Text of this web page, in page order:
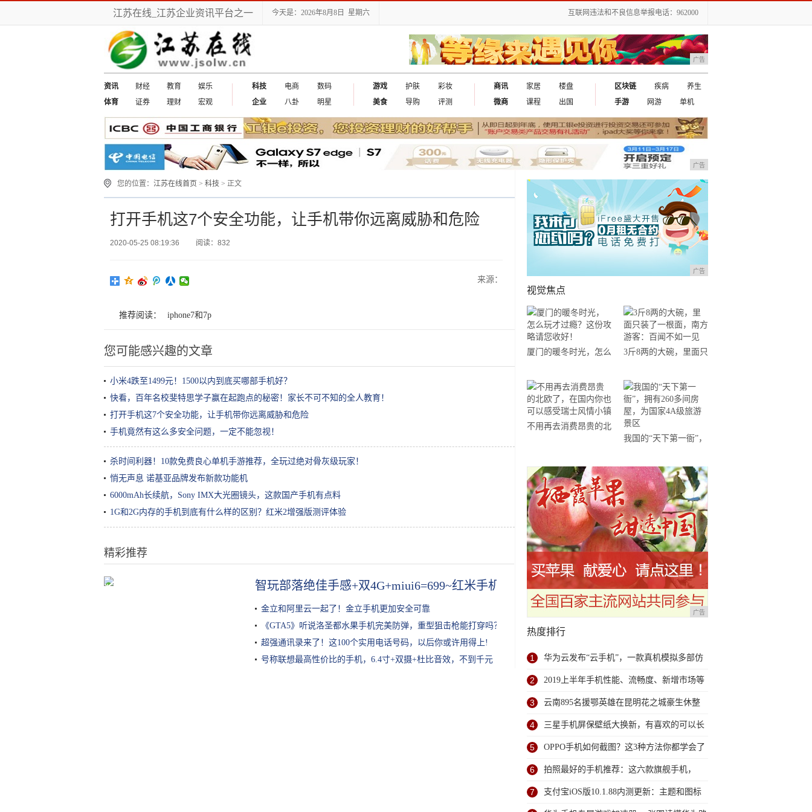
江苏在线_江苏企业资讯平台之一 今天是：2026年8月8日 星期六 互联网违法和不良信息举报电话：962000
广告
资讯 财经 教育
娱乐
体育
证券 理财 宏观
科技 电商
数码
企业
八卦 明星
游戏 护肤
彩妆
美食
导购 评测
商讯 家居
楼盘
微商
课程 出国
区块链 疾病
养生
手游
网游 单机
广告
您的位置： 江苏在线首页 > 科技 > 正文
打开手机这7个安全功能，让手机带你远离威胁和危险
2020-05-25 08:19:36 阅读：832
来源：
推荐阅读： iphone7和7p
您可能感兴趣的文章
小米4跌至1499元！1500以内到底买哪部手机好？
快看，百年名校斐特思学子赢在起跑点的秘密！家长不可不知的全人教育！
打开手机这7个安全功能，让手机带你远离威胁和危险
手机竟然有这么多安全问题，一定不能忽视！
杀时间利器！10款免费良心单机手游推荐，全玩过绝对骨灰级玩家！
悄无声息 诺基亚品牌发布新款功能机
6000mAh长续航，Sony IMX大光圈镜头，这款国产手机有点料
1G和2G内存的手机到底有什么样的区别？红米2增强版测评体验
精彩推荐
浙江这俩5A景区距离仅300米，一个
智玩部落绝佳手感+双4G+miui6=699~红米手机2体验评测
金立和阿里云一起了！金立手机更加安全可靠
《GTA5》听说洛圣都水果手机完美防弹，重型狙击枪能打穿吗？
超强通讯录来了！这100个实用电话号码，以后你或许用得上!
号称联想最高性价比的手机，6.4寸+双摄+杜比音效，不到千元
广告
视觉焦点
厦门的暖冬时光，怎么
您收好！
3斤8两的大碗，里面只
客：百闻不如一见
不用再去消费昂贵的北
我国的“天下第一衙”，
国家4A级旅游景区
广告
热度排行
1 华为云发布“云手机”，一款真机模拟多部仿
真手机
2 2019上半年手机性能、流畅度、新增市场等
排行榜
3 云南895名援鄂英雄在昆明花之城豪生休整
后顺利回家团圆
4 三星手机屏保壁纸大换新，有喜欢的可以长
按保存，不谢
5 OPPO手机如何截图？这3种方法你都学会了
吗
6 拍照最好的手机推荐：这六款旗舰手机，
DxOMark评分靠前
7 支付宝iOS版10.1.88内测更新：主题和图标